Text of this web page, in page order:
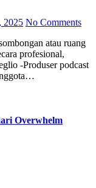
2025 No Comments
profesional,
-Produser podcast
Overwhelm